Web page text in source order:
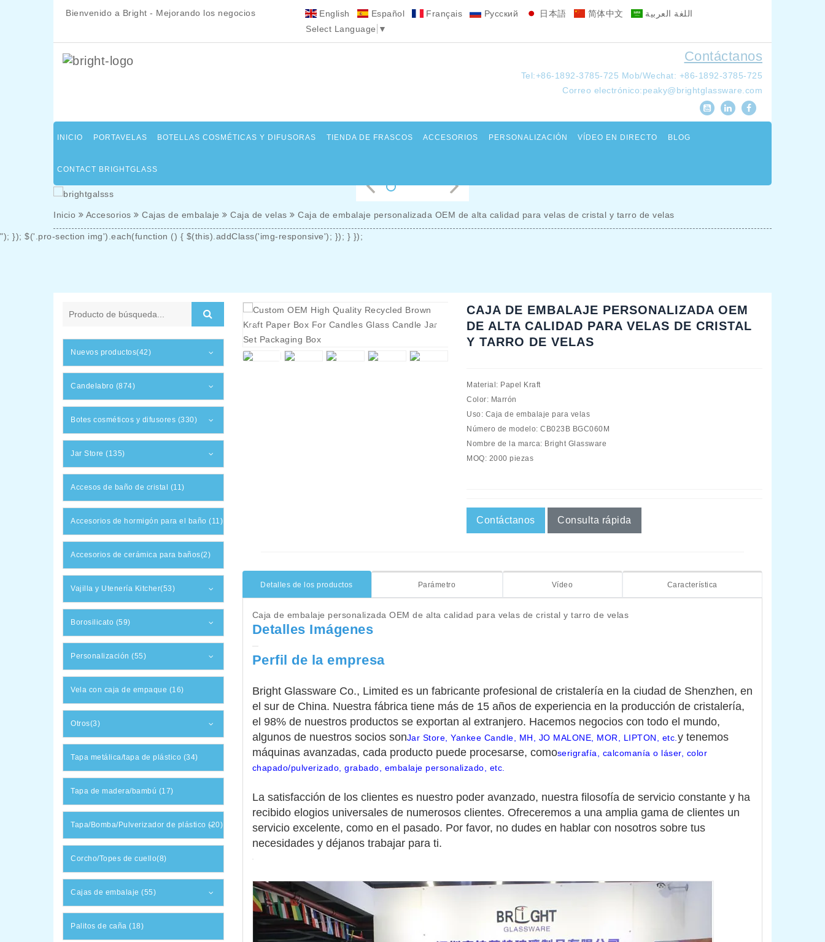
Bienvenido a Bright - Mejorando los negocios English Español Français Pусский 日本語 简体中文
اللغة العربية
Select Language ▼
Contáctanos
Tel:+86-1892-3785-725 Mob/Wechat: +86-1892-3785-725
Correo electrónico:peaky@brightglassware.com
INICIO PORTAVELAS BOTELLAS COSMÉTICAS Y DIFUSORAS TIENDA DE FRASCOS ACCESORIOS PERSONALIZACIÓN VÍDEO EN DIRECTO BLOG
CONTACT BRIGHTGLASS
Inicio Accesorios Cajas de embalaje Caja de velas Caja de embalaje personalizada OEM de alta calidad para velas de cristal y tarro de velas
"); }); $('.pro-section img').each(function () { $(this).addClass('img-responsive'); }); } });
Nuevos productos(42)
Candelabro (874)
Botes cosméticos y difusores (330)
Jar Store (135)
Accesos de baño de cristal (11)
Accesorios de hormigón para el baño (11)
Accesorios de cerámica para baños(2)
Vajilla y Utenería Kitcher(53)
Borosilicato (59)
Personalización (55)
Vela con caja de empaque (16)
Otros(3)
Tapa metálica/tapa de plástico (34)
Tapa de madera/bambú (17)
Tapa/Bomba/Pulverizador de plástico (20)
Corcho/Topes de cuello(8)
Cajas de embalaje (55)
Palitos de caña (18)
CAJA DE EMBALAJE PERSONALIZADA OEM
DE ALTA CALIDAD PARA VELAS DE CRISTAL
Y TARRO DE VELAS
Material: Papel Kraft
Color: Marrón
Uso: Caja de embalaje para velas
Número de modelo: CB023B BGC060M
Nombre de la marca: Bright Glassware
MOQ: 2000 piezas
Contáctanos Consulta rápida
Detalles de los productos Parámetro Vídeo Característica
Caja de embalaje personalizada OEM de alta calidad para velas de cristal y tarro de velas
Detalles Imágenes
Perfil de la empresa
Bright Glassware Co., Limited es un fabricante profesional de cristalería en la ciudad de Shenzhen, en
el sur de China. Nuestra fábrica tiene más de 15 años de experiencia en la producción de cristalería,
el 98% de nuestros productos se exportan al extranjero. Hacemos negocios con todo el mundo,
algunos de nuestros socios sonJar Store, Yankee Candle, MH, JO MALONE, MOR, LIPTON, etc. y tenemos
máquinas avanzadas, cada producto puede procesarse, comoserigrafía, calcomanía o láser, color
chapado/pulverizado, grabado, embalaje personalizado, etc.
La satisfacción de los clientes es nuestro poder avanzado, nuestra filosofía de servicio constante y ha
recibido elogios universales de numerosos clientes. Ofreceremos a una amplia gama de clientes un
servicio excelente, como en el pasado. Por favor, no dudes en hablar con nosotros sobre tus
necesidades y déjanos trabajar para ti.